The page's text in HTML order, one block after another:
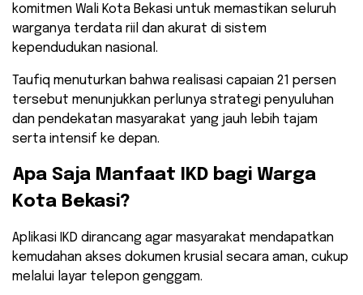
komitmen Wali Kota Bekasi untuk memastikan seluruh
warganya terdata riil dan akurat di sistem
kependudukan nasional.
Taufiq menuturkan bahwa realisasi capaian 21 persen
tersebut menunjukkan perlunya strategi penyuluhan
dan pendekatan masyarakat yang jauh lebih tajam
serta intensif ke depan.
​Apa Saja Manfaat IKD bagi Warga
Kota Bekasi?
​Aplikasi IKD dirancang agar masyarakat mendapatkan
kemudahan akses dokumen krusial secara aman, cukup
melalui layar telepon genggam.